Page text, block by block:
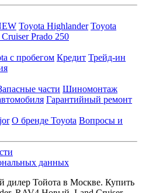
Toyota Highlander Toyota
Prado 250
с пробегом Кредит Трейд-ин
части Шиномонтаж
Гарантийный ремонт
О бренде Toyota Вопросы и
данных
дилер Тойота в Москве. Купить